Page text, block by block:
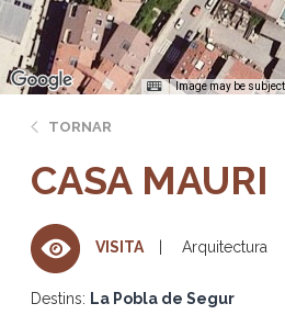
Image may be
TORNAR
CASA MAURI
VISITA Arquitectura
Destins: La Pobla de Segur